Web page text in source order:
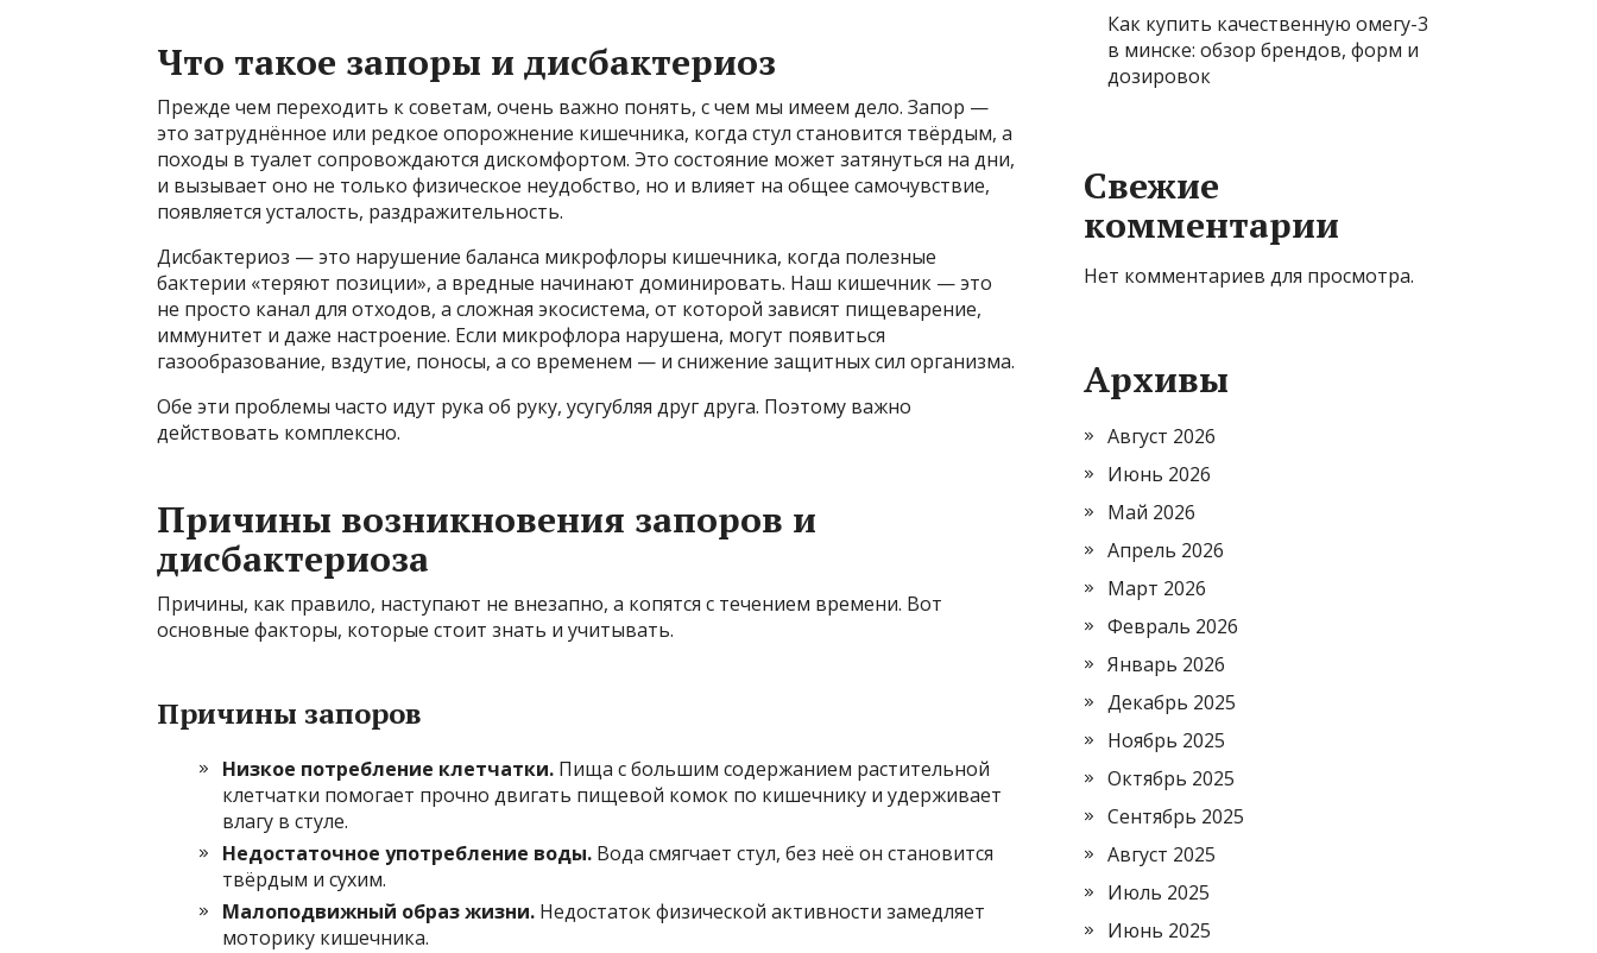
Что такое запоры и дисбактериоз
Прежде чем переходить к советам, очень важно понять, с чем мы имеем дело. Запор —
это затруднённое или редкое опорожнение кишечника, когда стул становится твёрдым, а
походы в туалет сопровождаются дискомфортом. Это состояние может затянуться на дни,
и вызывает оно не только физическое неудобство, но и влияет на общее самочувствие,
появляется усталость, раздражительность.
Дисбактериоз — это нарушение баланса микрофлоры кишечника, когда полезные
бактерии «теряют позиции», а вредные начинают доминировать. Наш кишечник — это
не просто канал для отходов, а сложная экосистема, от которой зависят пищеварение,
иммунитет и даже настроение. Если микрофлора нарушена, могут появиться
газообразование, вздутие, поносы, а со временем — и снижение защитных сил организма.
Обе эти проблемы часто идут рука об руку, усугубляя друг друга. Поэтому важно
действовать комплексно.
Причины возникновения запоров и
дисбактериоза
Причины, как правило, наступают не внезапно, а копятся с течением времени. Вот
основные факторы, которые стоит знать и учитывать.
Причины запоров
Низкое потребление клетчатки. Пища с большим содержанием растительной
клетчатки помогает прочно двигать пищевой комок по кишечнику и удерживает
влагу в стуле.
Недостаточное употребление воды. Вода смягчает стул, без неё он становится
твёрдым и сухим.
Малоподвижный образ жизни. Недостаток физической активности замедляет
моторику кишечника.
Как купить качественную омегу-3
в минске: обзор брендов, форм и
дозировок
Свежие
комментарии
Нет комментариев для просмотра.
Архивы
Август 2026
Июнь 2026
Май 2026
Апрель 2026
Март 2026
Февраль 2026
Январь 2026
Декабрь 2025
Ноябрь 2025
Октябрь 2025
Сентябрь 2025
Август 2025
Июль 2025
Июнь 2025